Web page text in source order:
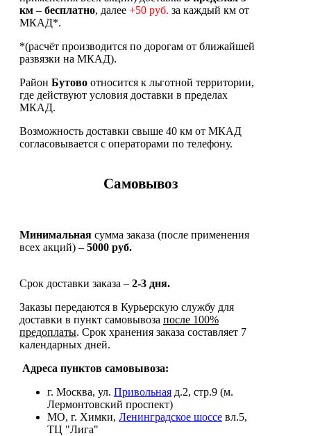
км – бесплатно, далее +50 руб. за каждый км от
МКАД*.
*(расчёт производится по дорогам от ближайшей
развязки на МКАД).
Район Бутово относится к льготной территории,
где действуют условия доставки в пределах
МКАД.
Возможность доставки свыше 40 км от МКАД
согласовывается с операторами по телефону.
Самовывоз
Минимальная сумма заказа (после применения
всех акций) – 5000 руб.
Срок доставки заказа – 2-3 дня.
Заказы передаются в Курьерскую службу для
доставки в пункт самовывоза после 100%
предоплаты. Срок хранения заказа составляет 7
календарных дней.
Адреса пунктов самовывоза:
г. Москва, ул. Привольная д.2, стр.9 (м.
Лермонтовский проспект)
МО, г. Химки, Ленинградское шоссе вл.5,
ТЦ "Лига"